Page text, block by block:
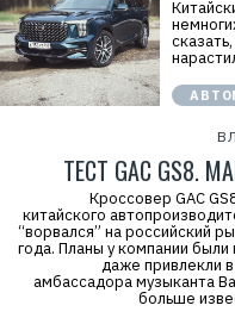
ТЕСТ GAC GS8.
Кроссовер GAC
китайского
“ворвался” на российский
года. Планы у компании были
даже привлекли
амбассадора музыканта
больше